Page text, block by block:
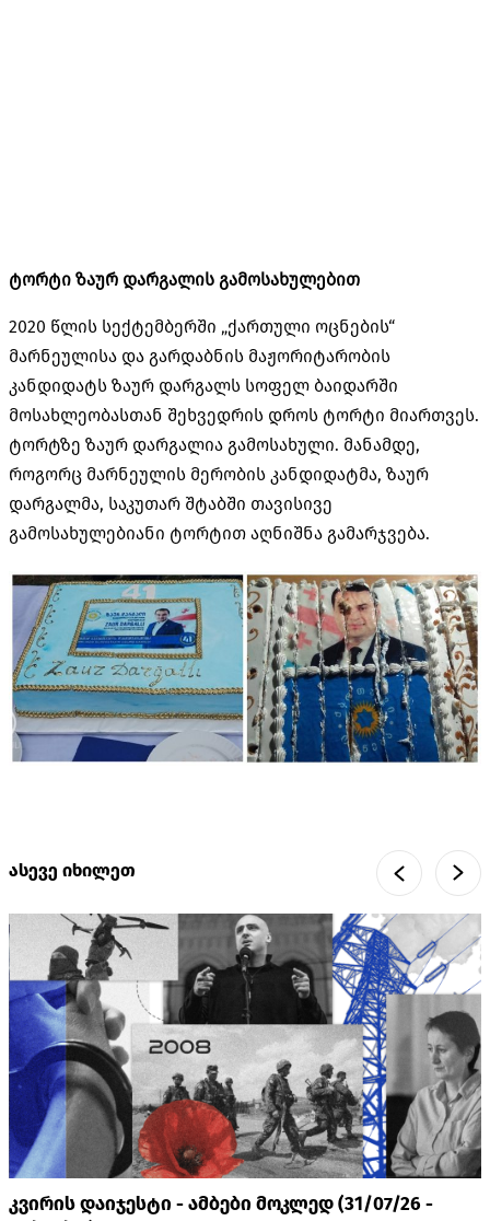
ტორტი ზაურ დარგალის გამოსახულებით
2020 წლის სექტემბერში „ქართული ოცნების“
მარნეულისა და გარდაბნის მაჟორიტარობის
კანდიდატს ზაურ დარგალს სოფელ ბაიდარში
მოსახლეობასთან შეხვედრის დროს ტორტი მიართვეს.
ტორტზე ზაურ დარგალია გამოსახული. მანამდე,
როგორც მარნეულის მერობის კანდიდატმა, ზაურ
დარგალმა, საკუთარ შტაბში თავისივე
გამოსახულებიანი ტორტით აღნიშნა გამარჯვება.
ასევე იხილეთ
კვირის დაიჯესტი - ამბები მოკლედ (31/07/26 -